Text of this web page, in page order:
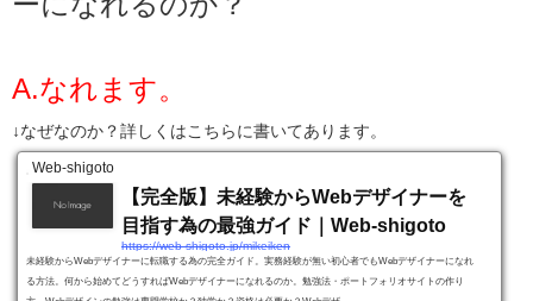
A.なれます。
↓なぜなのか？詳しくはこちらに書いてあります。
Web-shigoto
【完全版】未経験からWebデザイナーを
目指す為の最強ガイド｜Web-shigoto
https://web-shigoto.jp/mikeiken
未経験からWebデザイナーに転職する為の完全ガイド。実務経験が無い初心者でもWebデザイナーになれ
る方法。何から始めてどうすればWebデザイナーになれるのか。勉強法・ポートフォリオサイトの作り